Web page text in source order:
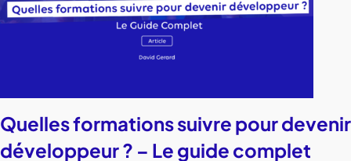
Quelles formations suivre pour devenir
développeur ? – Le guide complet